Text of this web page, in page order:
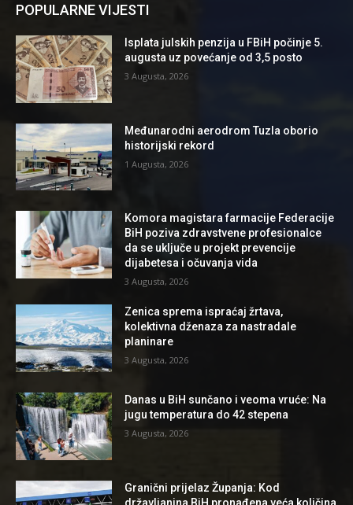
POPULARNE VIJESTI
Isplata julskih penzija u FBiH počinje 5.
augusta uz povećanje od 3,5 posto
3 Augusta, 2026
Međunarodni aerodrom Tuzla oborio
historijski rekord
1 Augusta, 2026
Komora magistara farmacije Federacije
BiH poziva zdravstvene profesionalce
da se uključe u projekt prevencije
dijabetesa i očuvanja vida
3 Augusta, 2026
Zenica sprema ispraćaj žrtava,
kolektivna dženaza za nastradale
planinare
3 Augusta, 2026
Danas u BiH sunčano i veoma vruće: Na
jugu temperatura do 42 stepena
3 Augusta, 2026
Granični prijelaz Županja: Kod
državljanina BiH pronađena veća količina